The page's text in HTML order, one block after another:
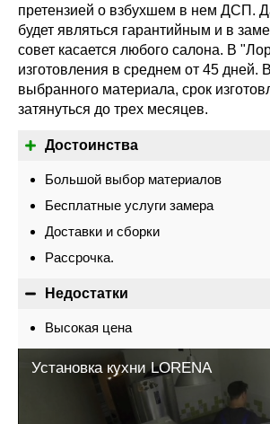
претензией о взбухшем в нем ДСП.
будет являться гарантийным и в
совет касается любого салона. В
изготовления в среднем от 45 дней.
выбранного материала, срок
затянуться до трех месяцев.
Достоинства
Большой выбор материалов
Бесплатные услуги замера
Доставки и сборки
Рассрочка.
Недостатки
Высокая цена